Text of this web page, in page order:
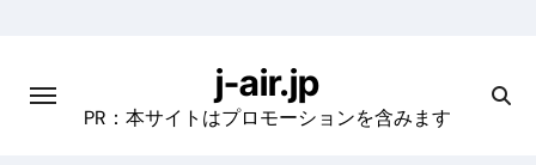
content
j-air.jp
PR：本サイトはプロモーションを含みます